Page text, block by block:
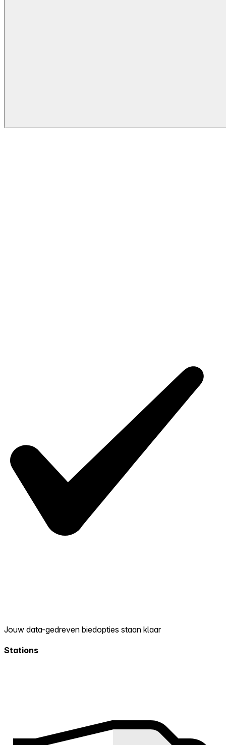
Jouw data-gedreven biedopties staan klaar
Stations